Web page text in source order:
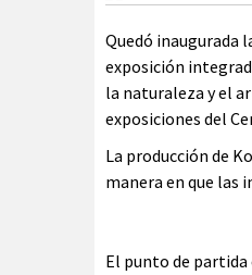
Quedó inaugurada
exposición
la naturaleza y el
exposiciones del
La producción de
manera en que las
El punto de